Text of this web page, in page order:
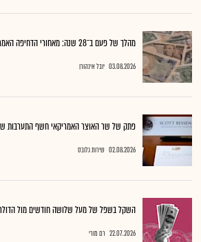
מהלך של פעם ב־28 שנה: מאחורי הדחיפה האמריקאית לכלכלת יפן
03.08.2026 יובל אינהורן
פתק של שר האוצר האמריקאי חשף התערבות
02.08.2026 שירות גלובס
השקל בשפל של מעל שלושה חודשים מול
22.07.2026 רם מורי